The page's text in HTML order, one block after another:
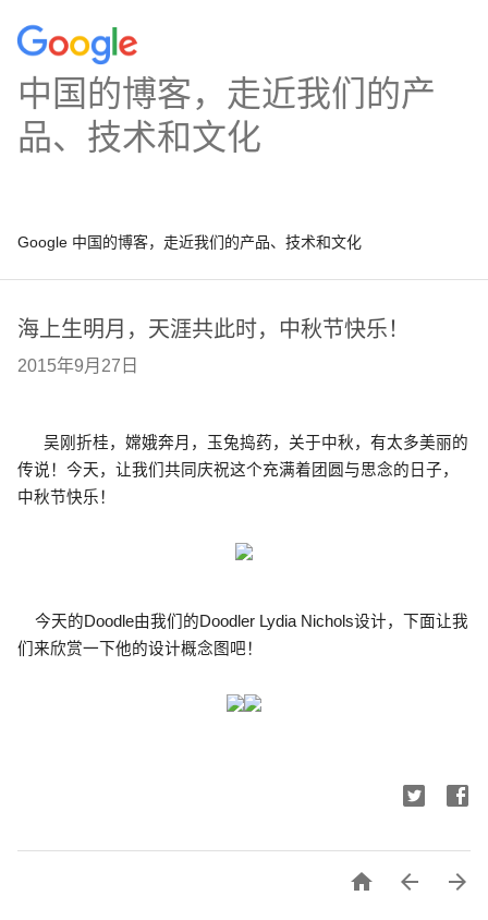
中国的博客，走近我们的产
品、技术和文化
Google 中国的博客，走近我们的产品、技术和文化
海上生明月，天涯共此时，中秋节快乐！
2015年9月27日
传说！今天，让我们共同庆祝这个充满着团圆与思念的日子，
中秋节快乐！
们来欣赏一下他的设计概念图吧！
  